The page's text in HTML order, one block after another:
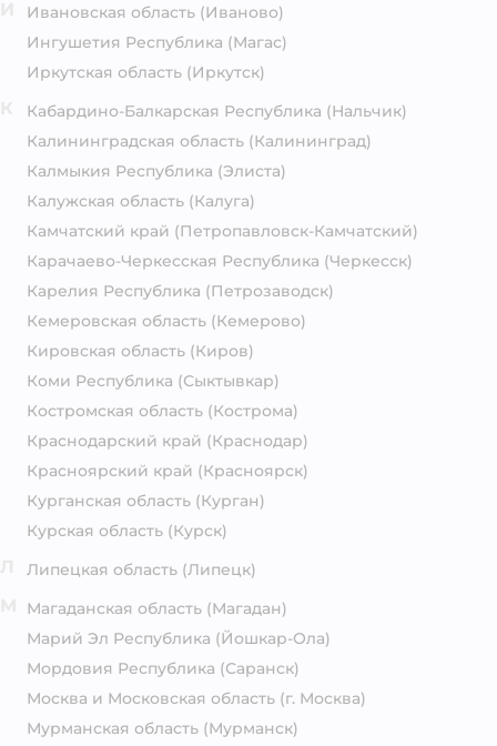
Ивановская область (Иваново)
Ингушетия Республика (Магас)
Иркутская область (Иркутск)
Кабардино-Балкарская Республика (Нальчик)
Калининградская область (Калининград)
Калмыкия Республика (Элиста)
Калужская область (Калуга)
Камчатский край (Петропавловск-Камчатский)
Карачаево-Черкесская Республика (Черкесск)
Карелия Республика (Петрозаводск)
Кемеровская область (Кемерово)
Кировская область (Киров)
Коми Республика (Сыктывкар)
Костромская область (Кострома)
Краснодарский край (Краснодар)
Красноярский край (Красноярск)
Курганская область (Курган)
Курская область (Курск)
Липецкая область (Липецк)
Магаданская область (Магадан)
Марий Эл Республика (Йошкар-Ола)
Мордовия Республика (Саранск)
Москва и Московская область (г. Москва)
Мурманская область (Мурманск)